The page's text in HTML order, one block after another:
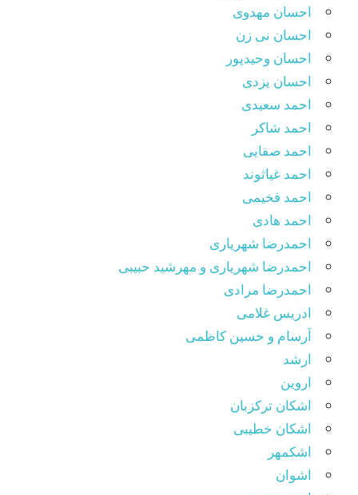
احسان مهدوی
احسان نی زن
احسان وحیدپور
احسان یزدی
احمد سعیدی
احمد شاکر
احمد صفایی
احمد غیاثوند
احمد فخیمی
احمد هادی
احمدرضا شهریاری
احمدرضا شهریاری و مهرشید حبیبی
احمدرضا مرادی
ادریس غلامی
اَرسام و حسین کاظمی
ارشد
اروین
اشکان ترکزبان
اشکان خطیبی
اشکمهر
اشوان